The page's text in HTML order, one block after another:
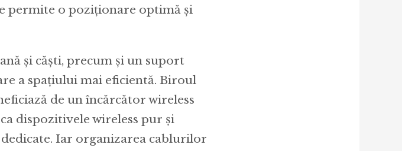
permite o poziționare optimă și
și căști, precum și un suport
a spațiului mai eficientă. Biroul
de un încărcător wireless
dispozitivele wireless pur și
Iar organizarea cablurilor